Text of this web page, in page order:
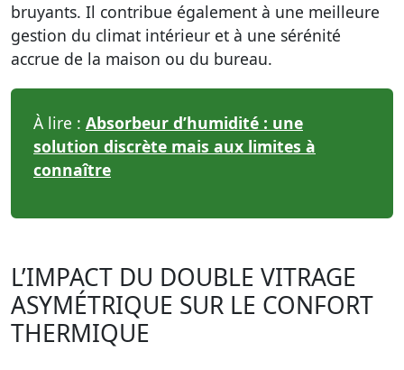
bruyants. Il contribue également à une meilleure
gestion du climat intérieur et à une sérénité
accrue de la maison ou du bureau.
À lire : Absorbeur d’humidité : une
solution discrète mais aux limites à
connaître
L’IMPACT DU DOUBLE VITRAGE
ASYMÉTRIQUE SUR LE CONFORT
THERMIQUE